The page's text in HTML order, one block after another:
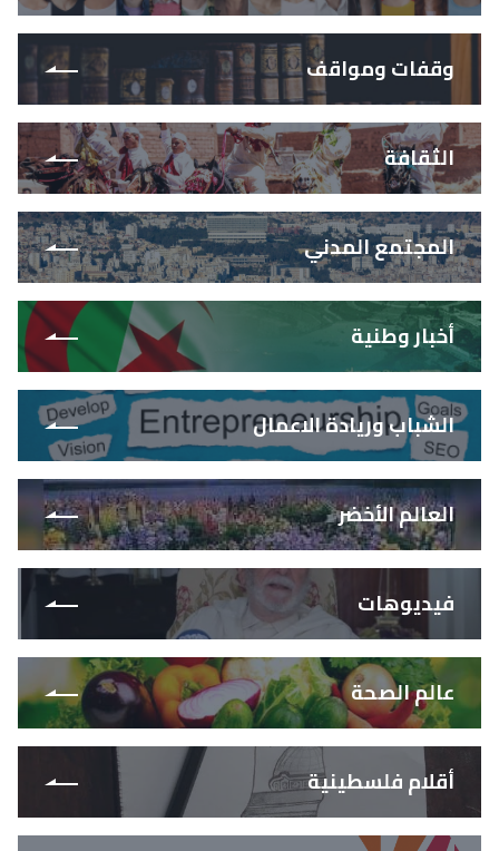
وقفات ومواقف
الثقافة
المجتمع المدني
أخبار وطنية
الشباب وريادة الاعمال
العالم الأخضر
فيديوهات
عالم الصحة
أقلام فلسطينية